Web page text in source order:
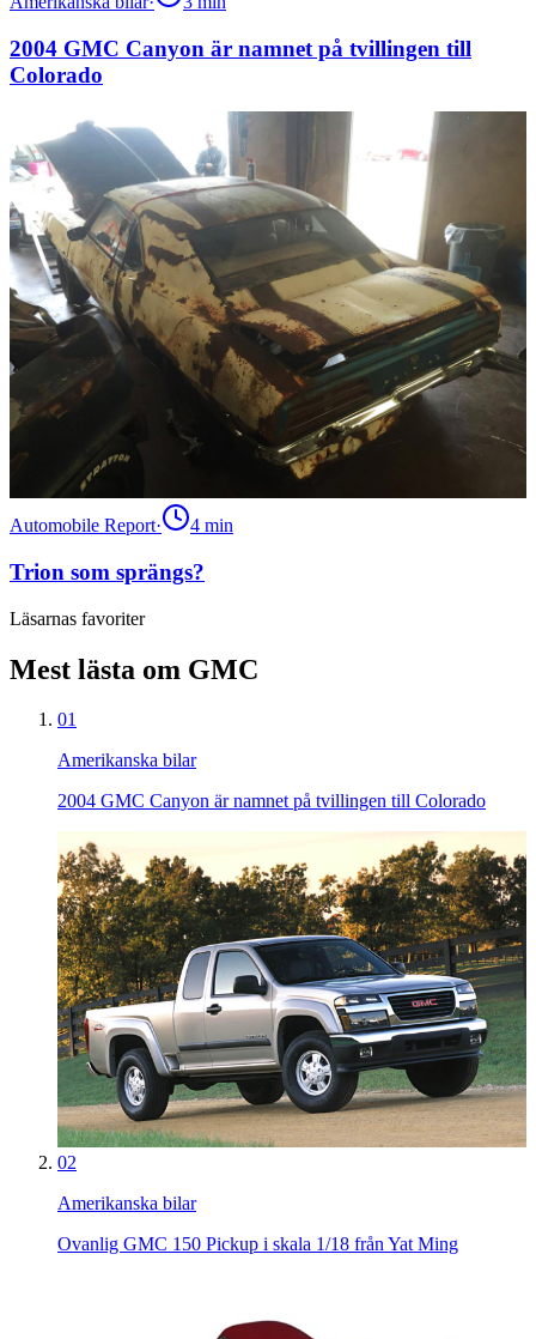
2004 GMC Canyon är namnet på tvillingen till
Colorado
Automobile Report· 4 min
Trion som sprängs?
Läsarnas favoriter
Mest lästa om GMC
01
Amerikanska bilar
2004 GMC Canyon är namnet på tvillingen till Colorado
02
Amerikanska bilar
Ovanlig GMC 150 Pickup i skala 1/18 från Yat Ming